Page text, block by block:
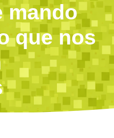
mando
que nos